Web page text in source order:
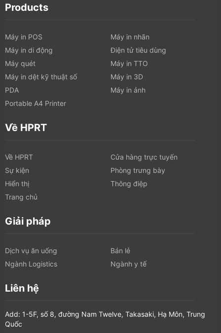
Products
Máy in POS
Máy in nhãn
Máy in di động
Điện tử tiêu dùng
Máy quét
Máy in TTO
Máy in dệt kỹ thuật số
Máy in 3D
PDA
Máy in ảnh
Portable A4 Printer
Về HPRT
Về HPRT
Cửa hàng trực tuyến
Sự kiện
Phòng trưng bày
Hiển thị
Thông điệp
Trang chủ
Giải pháp
Dịch vụ ăn uống
Bán lẻ
Ngành Logistics
Ngành y tế
Liên hệ
Add: 1-5F, số 8, đường Nam Twelve, Takasaki, Hạ Môn, Trung
Quốc